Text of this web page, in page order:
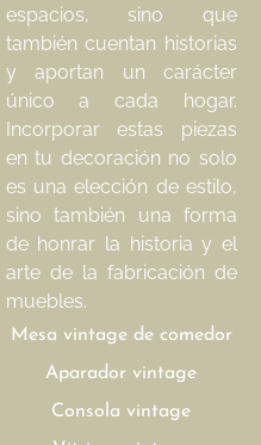
espacios, sino que
también cuentan historias
y aportan un carácter
único a cada hogar.
Incorporar estas piezas
en tu decoración no solo
es una elección de estilo,
sino también una forma
de honrar la historia y el
arte de la fabricación de
muebles.
Mesa vintage de comedor
Aparador vintage
Consola vintage